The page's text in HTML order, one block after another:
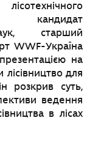
кандидат
старший
WWF-Україна
на
для
розкрив суть,
ведення
в лісах